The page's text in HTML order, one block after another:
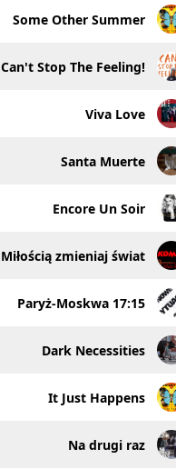
Some Other Summer
Can't Stop The Feeling!
Viva Love
Santa Muerte
Encore Un Soir
Miłością zmieniaj świat
Paryż-Moskwa 17:15
Dark Necessities
It Just Happens
Na drugi raz